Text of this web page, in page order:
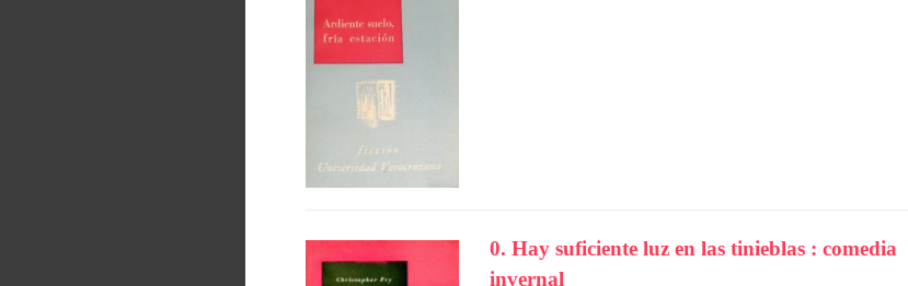
0. Hay suficiente luz en las tinieblas : comedia
invernal